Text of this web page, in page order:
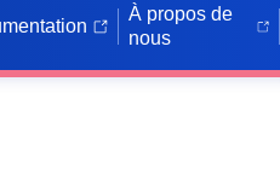
À propos de
nous